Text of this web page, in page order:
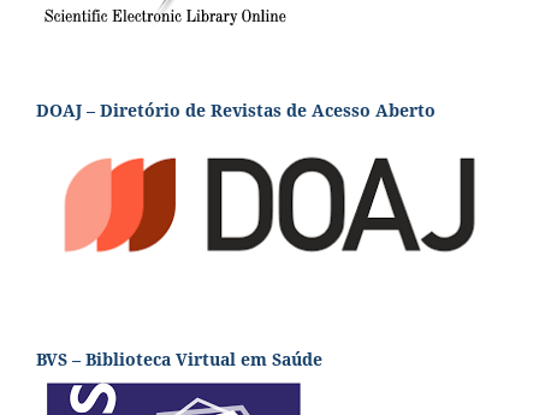
DOAJ – Diretório de Revistas de Acesso Aberto
BVS – Biblioteca Virtual em Saúde